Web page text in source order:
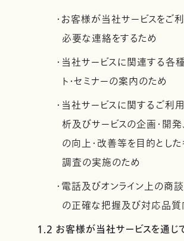
・お客様が当社サービスをご
必要な連絡をするため
・当社サービスに関連する各
ト・セミナーの案内のため
・当社サービスに関するご利
析及びサービスの企画・開発
の向上・改善等を目的とし
調査の実施のため
・電話及びオンライン上の商
の正確な把握及び対応品質
1.2 お客様が当社サービスを通じ